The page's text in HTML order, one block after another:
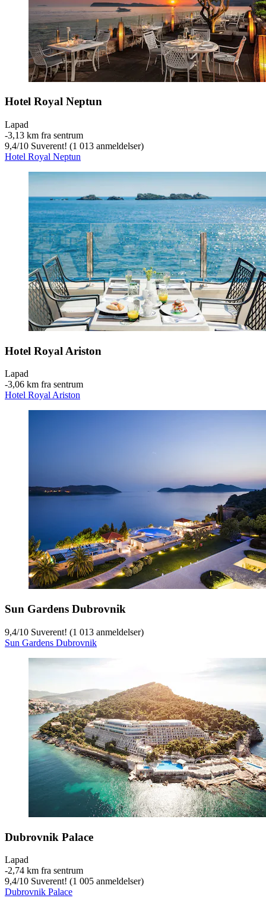
Hotel Royal Neptun
Lapad
‐3,13 km fra sentrum
9,4/10 Suverent! (1 013 anmeldelser)
Hotel Royal Neptun
Hotel Royal Ariston
Lapad
‐3,06 km fra sentrum
Hotel Royal Ariston
Sun Gardens Dubrovnik
9,4/10 Suverent! (1 013 anmeldelser)
Sun Gardens Dubrovnik
Dubrovnik Palace
Lapad
‐2,74 km fra sentrum
9,4/10 Suverent! (1 005 anmeldelser)
Dubrovnik Palace